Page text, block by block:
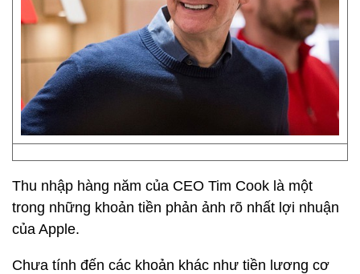
Thu nhập hàng năm của CEO Tim Cook là một
trong những khoản tiền phản ảnh rõ nhất lợi nhuận
của Apple.
Chưa tính đến các khoản khác như tiền lương cơ